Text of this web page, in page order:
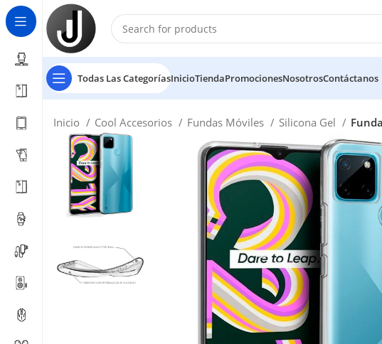
Todas Las CategoríasInicioTiendaPromocionesNosotrosContáctanos
Inicio Cool Accesorios Fundas Móviles Silicona Gel